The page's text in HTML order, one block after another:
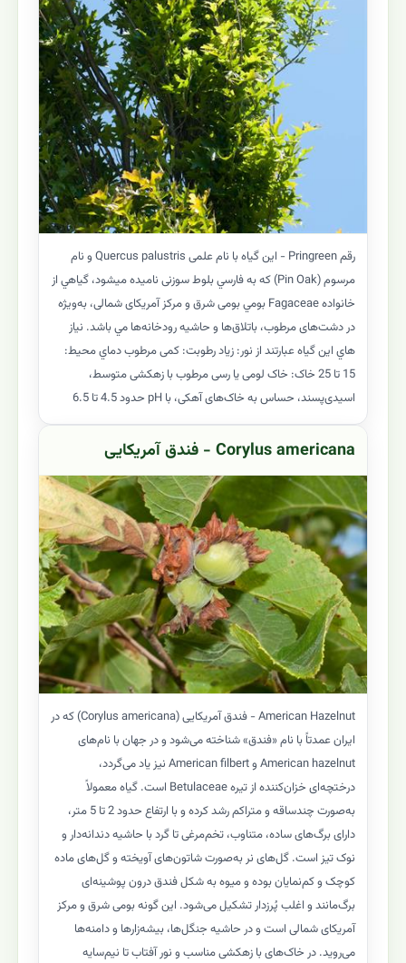
رقم Pringreen - این گیاه با نام علمی Quercus palustris و نام
مرسوم (Pin Oak) که به فارسي بلوط سوزنی ناميده ميشود، گياهي از
خانواده Fagaceae بومي بومی شرق و مرکز آمریکای شمالی، به‌ویژه
در دشت‌های مرطوب، باتلاق‌ها و حاشیه رودخانه‌ها مي باشد. نياز
هاي اين گياه عبارتند از نور: زیاد رطوبت: کمی مرطوب دماي محيط:
15 تا 25 خاک: خاک لومی یا رسی مرطوب با زهکشی متوسط،
اسیدی‌پسند، حساس به خاک‌های آهکی، با pH حدود 4.5 تا 6.5
Corylus americana - فندق آمریکایی
American Hazelnut - فندق آمریکایی (Corylus americana) که در
ایران عمدتاً با نام «فندق» شناخته می‌شود و در جهان با نام‌های
American hazelnut و American filbert نیز یاد می‌گردد،
درختچه‌ای خزان‌کننده از تیره Betulaceae است. گیاه معمولاً
به‌صورت چندساقه و متراکم رشد کرده و با ارتفاع حدود 2 تا 5 متر،
دارای برگ‌های ساده، متناوب، تخم‌مرغی تا گرد با حاشیه دندانه‌دار و
نوک تیز است. گل‌های نر به‌صورت شاتون‌های آویخته و گل‌های ماده
کوچک و کم‌نمایان بوده و میوه به شکل فندق درون پوشینه‌ای
برگ‌مانند و اغلب پُرزدار تشکیل می‌شود. این گونه بومی شرق و مرکز
آمریکای شمالی است و در حاشیه جنگل‌ها، بیشه‌زارها و دامنه‌ها
می‌روید. در خاک‌های با زهکشی مناسب و نور آفتاب تا نیم‌سایه